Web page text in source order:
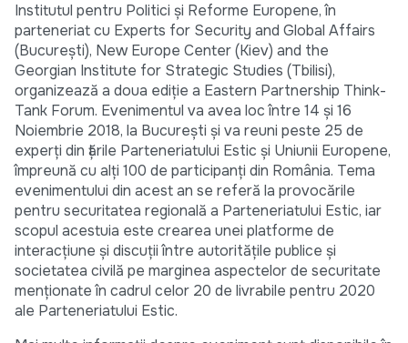
Institutul pentru Politici și Reforme Europene, în
parteneriat cu Experts for Security and Global Affairs
(București), New Europe Center (Kiev) and the
Georgian Institute for Strategic Studies (Tbilisi),
organizează a doua ediție a Eastern Partnership Think-
Tank Forum. Evenimentul va avea loc între 14 și 16
Noiembrie 2018, la București și va reuni peste 25 de
experți din țările Parteneriatului Estic și Uniunii Europene,
împreună cu alți 100 de participanți din România. Tema
evenimentului din acest an se referă la provocările
pentru securitatea regională a Parteneriatului Estic, iar
scopul acestuia este crearea unei platforme de
interacțiune și discuții între autoritățile publice și
societatea civilă pe marginea aspectelor de securitate
menționate în cadrul celor 20 de livrabile pentru 2020
ale Parteneriatului Estic.